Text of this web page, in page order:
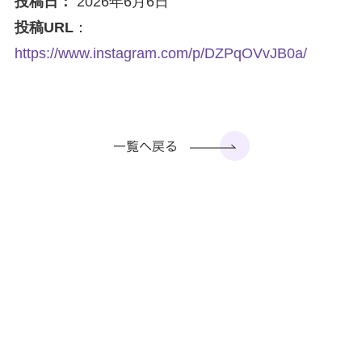
投稿URL：
https://www.instagram.com/p/DZPqOVvJB0a/